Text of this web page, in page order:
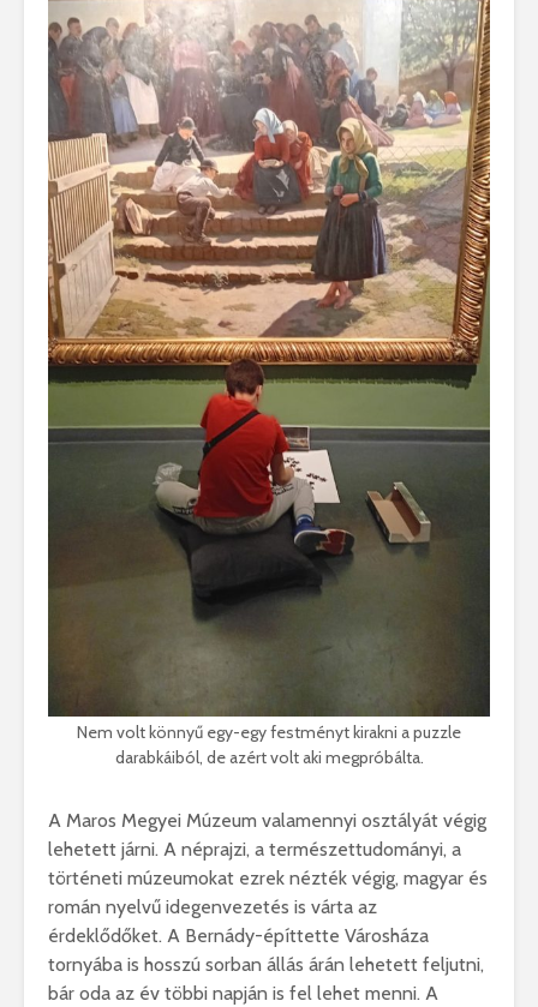
Nem volt könnyű egy-egy festményt kirakni a puzzle
darabkáiból, de azért volt aki megpróbálta.
A Maros Megyei Múzeum valamennyi osztályát végig
lehetett járni. A néprajzi, a természettudományi, a
történeti múzeumokat ezrek nézték végig, magyar és
román nyelvű idegenvezetés is várta az
érdeklődőket. A Bernády-építtette Városháza
tornyába is hosszú sorban állás árán lehetett feljutni,
bár oda az év többi napján is fel lehet menni. A